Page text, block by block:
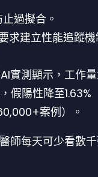
過擬合。
求建立性能追蹤
實測顯示，工作
假陽性降至1.63%
案例）。
師每天可少看數